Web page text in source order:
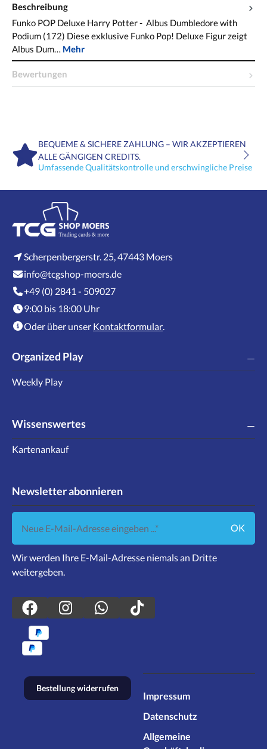
Beschreibung
Funko POP Deluxe Harry Potter - Albus Dumbledore with
Podium (172) Diese exklusive Funko Pop! Deluxe Figur zeigt
Albus Dum… Mehr
Bewertungen
BEQUEME & SICHERE ZAHLUNG – WIR AKZEPTIEREN
ALLE GÄNGIGEN CREDITS.
Umfassende Qualitätskontrolle und erschwingliche Preise
Scherpenbergerstr. 25, 47443 Moers
info@tcgshop-moers.de
+49 (0) 2841 - 509027
9:00 bis 18:00 Uhr
Oder über unser Kontaktformular
Organized Play
Weekly Play
Wissenswertes
Kartenankauf
Newsletter abonnieren
Neue E-Mail-Adresse eingeben ...
OK
Wir werden Ihre E-Mail-Adresse niemals an Dritte
weitergeben.
Bestellung widerrufen
Impressum
Datenschutz
Allgemeine